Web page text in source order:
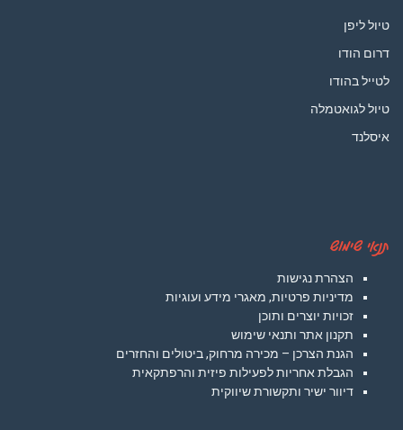
טיול ליפן
דרום הודו
לטייל בהודו
טיול לגואטמלה
איסלנד
תנאי שימוש
הצהרת נגישות
מדיניות פרטיות, מאגרי מידע ועוגיות
זכויות יוצרים ותוכן
תקנון אתר ותנאי שימוש
הגנת הצרכן – מכירה מרחוק, ביטולים והחזרים
הגבלת אחריות לפעילות פיזית והרפתקאית
דיוור ישיר ותקשורת שיווקית